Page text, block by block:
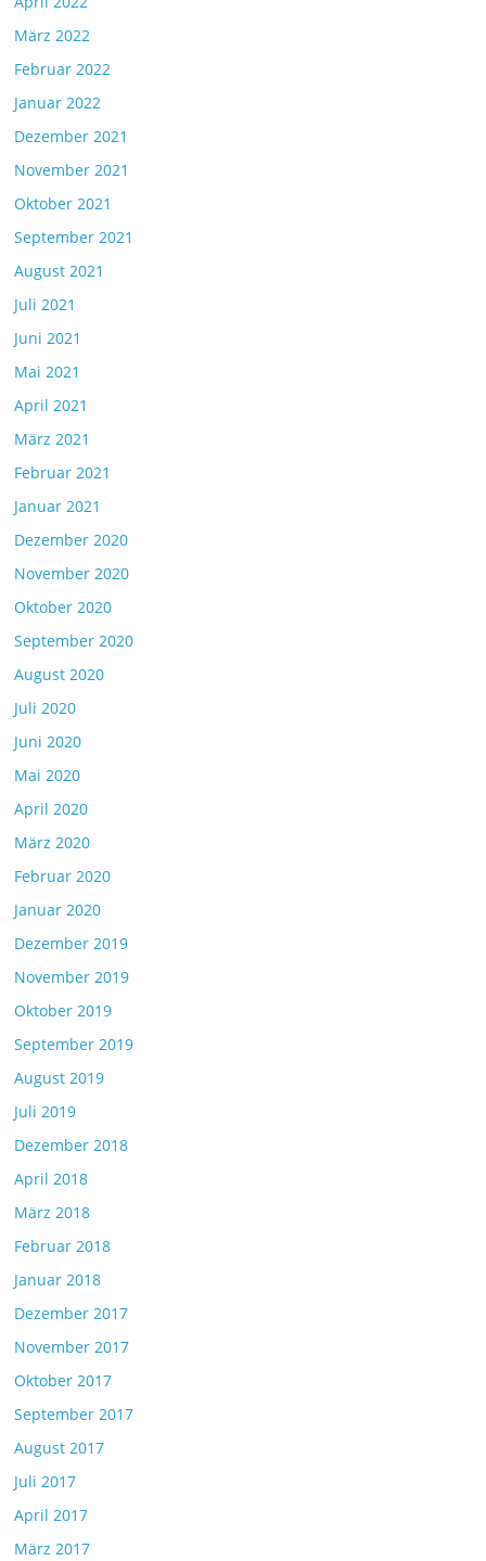
März 2022
Februar 2022
Januar 2022
Dezember 2021
November 2021
Oktober 2021
September 2021
August 2021
Juli 2021
Juni 2021
Mai 2021
April 2021
März 2021
Februar 2021
Januar 2021
Dezember 2020
November 2020
Oktober 2020
September 2020
August 2020
Juli 2020
Juni 2020
Mai 2020
April 2020
März 2020
Februar 2020
Januar 2020
Dezember 2019
November 2019
Oktober 2019
September 2019
August 2019
Juli 2019
Dezember 2018
April 2018
März 2018
Februar 2018
Januar 2018
Dezember 2017
November 2017
Oktober 2017
September 2017
August 2017
Juli 2017
April 2017
März 2017